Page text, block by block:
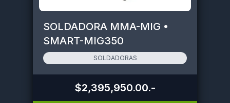
SOLDADORA MMA-MIG •
SMART-MIG350
SOLDADORAS
$2,395,950.00.-